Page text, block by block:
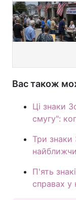
Вас також
Ці знаки
смугу":
Три знаки
П'ять
справах у